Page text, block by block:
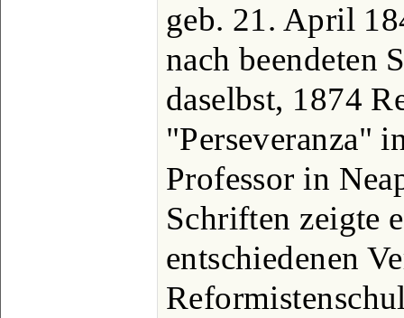
geb. 21. April
nach beendeten
daselbst, 1874
"Perseveranza"
Professor in
Schriften zeigte
entschiedenen